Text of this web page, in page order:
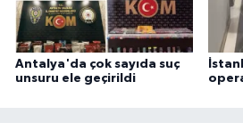
Antalya'da çok sayıda suç
unsuru ele geçirildi